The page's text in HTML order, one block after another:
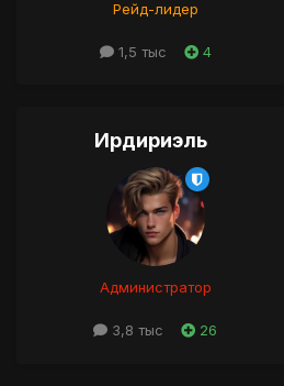
Рейд-лидер
1,5 тыс 4
Ирдириэль
Администратор
3,8 тыс 26